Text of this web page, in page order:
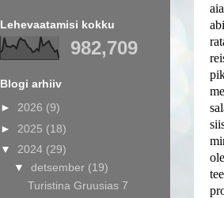
Lehevaatamisi kokku
982,709
Blogi arhiiv
► 2026 (9)
► 2025 (18)
▼ 2024 (29)
▼ detsember (19)
Turistina Gruusias 7